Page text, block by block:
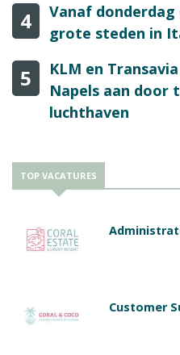
4
Vanaf donderdag
grote steden in
5
KLM en
Napels aan door
luchthaven
TOP VACATURES
Customer